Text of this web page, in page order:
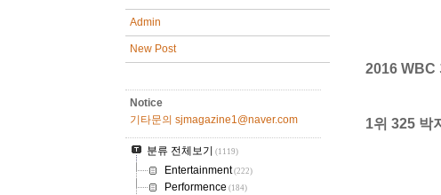
Admin
New Post
Notice
기타문의 sjmagazine1@naver.com
분류 전체보기 (1119)
Entertainment(222)
Performence (184)
2016 WBC
1위 325 박